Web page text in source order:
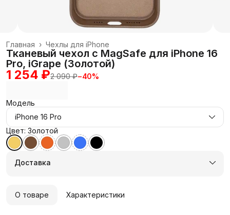
Чехлы для iPhone
Главная ›
Тканевый чехол с MagSafe для iPhone 16
Pro, iGrape (Золотой)
1 254 ₽2 090 ₽−40%
Модель
iPhone 16 Pro
Цвет: Золотой
Доставка
О товаре Характеристики